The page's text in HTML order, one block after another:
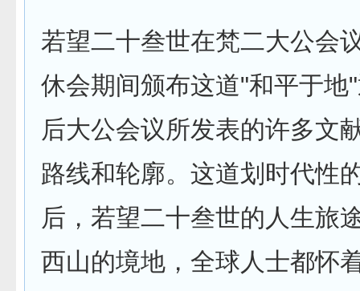
若望二十叁世在梵二大公会
休会期间颁布这道"和平于地
后大公会议所发表的许多文
路线和轮廓。这道划时代性
后，若望二十叁世的人生旅
西山的境地，全球人士都怀